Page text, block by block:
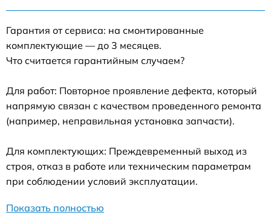
Гарантия от сервиса: на смонтированные
комплектующие — до 3 месяцев.
Что считается гарантийным случаем?
Для работ: Повторное проявление дефекта, который
напрямую связан с качеством проведенного ремонта
(например, неправильная установка запчасти).
Для комплектующих: Преждевременный выход из
строя, отказ в работе или техническим параметрам
при соблюдении условий эксплуатации.
Показать полностью